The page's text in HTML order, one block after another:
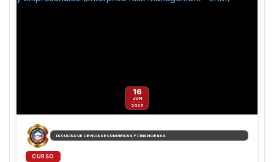
16
JUN
2026
FACULTAD DE CIENCIAS ECONÓMICAS Y FINANCIERAS
CURSO